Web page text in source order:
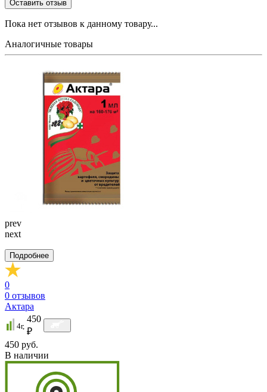
Пока нет отзывов к данному товару...
Аналогичные товары
prev
next
Подробнее
0
0 отзывов
Актара
4г,
450
₽
450 руб.
В наличии